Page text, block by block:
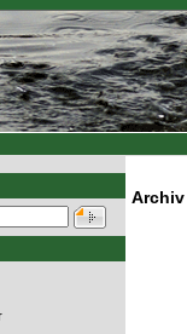
Archiv